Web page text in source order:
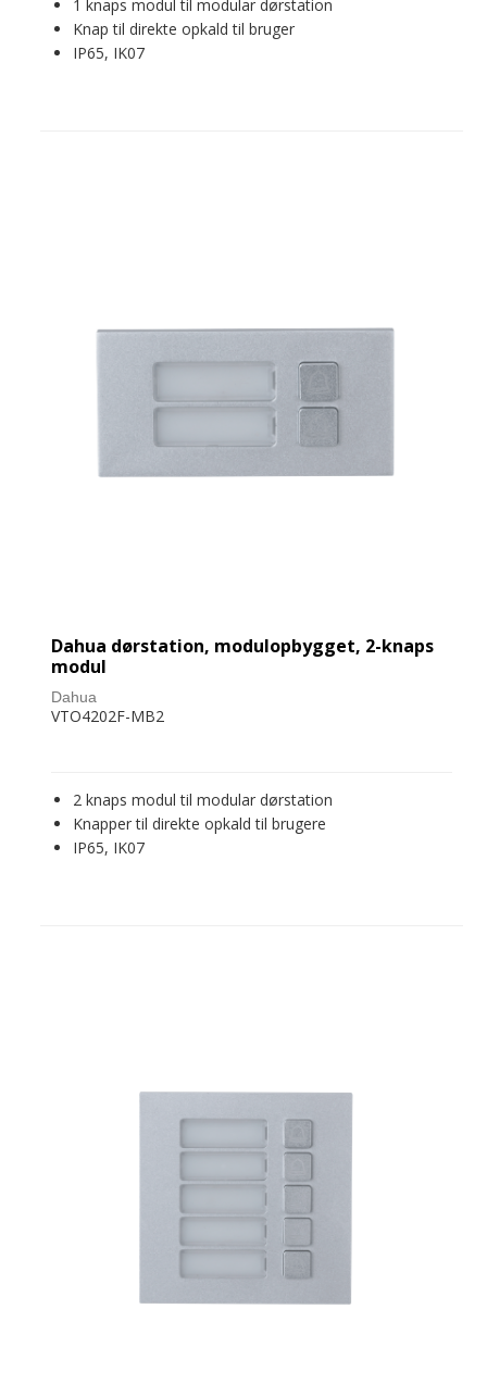
1 knaps modul til modular dørstation
Knap til direkte opkald til bruger
IP65, IK07
Dahua dørstation, modulopbygget, 2-knaps
modul
Dahua
VTO4202F-MB2
2 knaps modul til modular dørstation
Knapper til direkte opkald til brugere
IP65, IK07